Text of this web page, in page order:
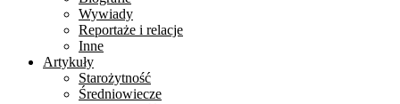
Wywiady
Reportaże i relacje
Inne
Artykuły
Starożytność
Średniowiecze